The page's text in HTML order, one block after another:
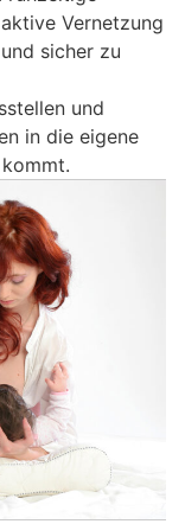
Vernetzung
sicher zu
und
in die eigene